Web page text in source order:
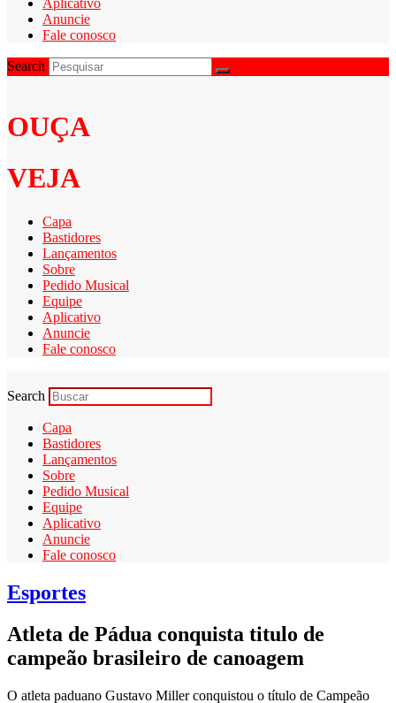
Anuncie
Fale conosco
Search
OUÇA
VEJA
Capa
Bastidores
Lançamentos
Sobre
Pedido Musical
Equipe
Aplicativo
Anuncie
Fale conosco
Search
Capa
Bastidores
Lançamentos
Sobre
Pedido Musical
Equipe
Aplicativo
Anuncie
Fale conosco
Esportes
Atleta de Pádua conquista titulo de
campeão brasileiro de canoagem
O atleta paduano Gustavo Miller conquistou o título de Campeão